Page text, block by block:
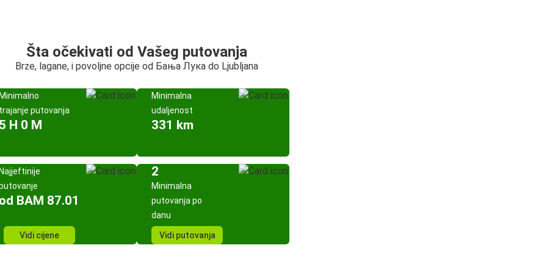
Šta očekivati od Vašeg putovanja
Brze, lagane, i povoljne opcije od Бања Лука do Ljubljana
putovanja
H 0 M
Minimalna
udaljenost
331 km
BAM 87.01
Vidi cijene
2
Minimalna
putovanja po
danu
Vidi putovanja